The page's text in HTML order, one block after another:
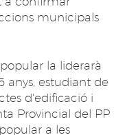
municipals
la liderarà
anys, estudiant de
d'edificació i
Provincial del PP
a les